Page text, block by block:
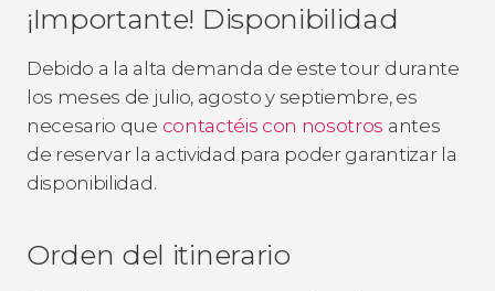
¡Importante! Disponibilidad
Debido a la alta demanda de este tour durante
los meses de julio, agosto y septiembre, es
necesario que contactéis con nosotros antes
de reservar la actividad para poder garantizar la
disponibilidad.
Orden del itinerario